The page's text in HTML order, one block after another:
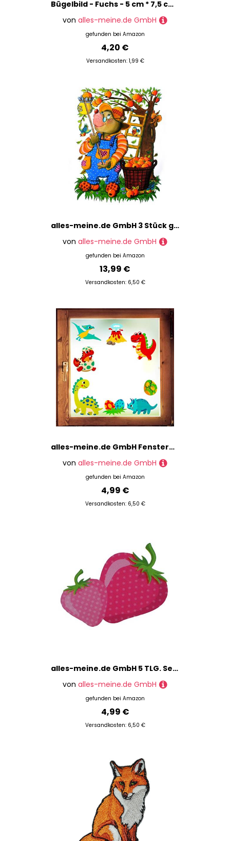
Bügelbild - Fuchs - 5 cm * 7,5 cm - Aufnäher Applikation - Flicken gestickt - Füchse Waldtier orange Waldtiere Reinecke Tier Tiere Rotfuchs
von alles-meine.de GmbH
gefunden bei Amazon
4,20 €
Versandkosten: 1,99 €
alles-meine.de GmbH 3 Stück große Fensterbilder - lustiger Maulwurf beim Äpfel pflücken - statisch haftend - selbstklebend + wiederverwendbar/Sticker Fenstersticker Aufkl..
von alles-meine.de GmbH
gefunden bei Amazon
13,99 €
Versandkosten: 6,50 €
alles-meine.de GmbH Fensterbilder Motivwahl 8 TLG. Set - Dinosaurier - Dino Eier & Vulkan - statisch haftend - selbstklebend + wiederverwendbar - Set Sticker Fenstersticker A..
von alles-meine.de GmbH
gefunden bei Amazon
4,99 €
Versandkosten: 6,50 €
alles-meine.de GmbH 5 TLG. Set - Transferbild & Bügelbild - Erdbeeren mit Törtchen - für Textilien - Bügelbilder Erdbeere - für Kinder und Erwachsene/Thermotransferbild/ideal..
von alles-meine.de GmbH
gefunden bei Amazon
4,99 €
Versandkosten: 6,50 €